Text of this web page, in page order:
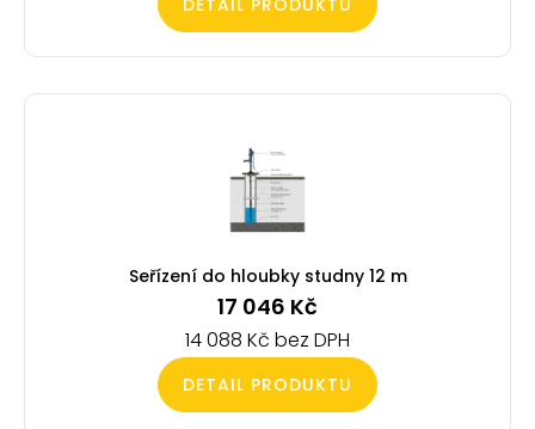
DETAIL PRODUKTU
Seřízení do hloubky studny 12 m
17 046 Kč
14 088 Kč
DETAIL PRODUKTU